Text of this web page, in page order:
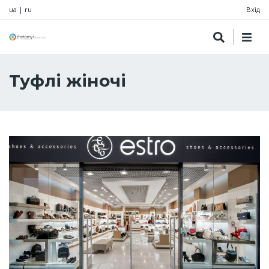
ua | ru Вхід
Туфлі жіночі